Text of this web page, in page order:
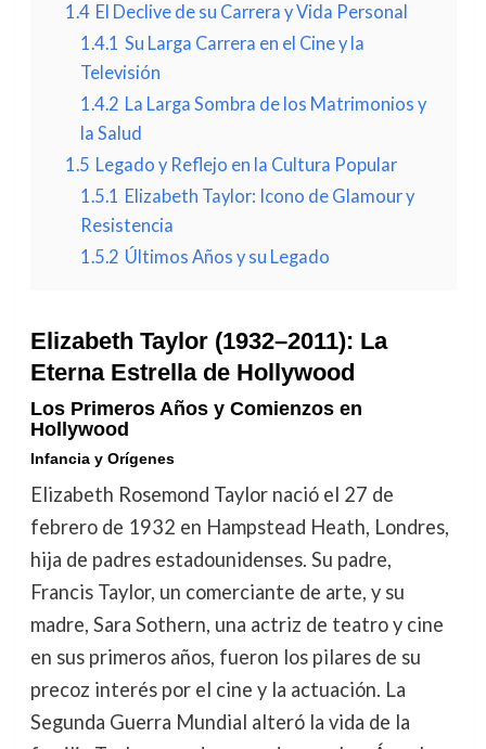
1.4 El Declive de su Carrera y Vida Personal
1.4.1 Su Larga Carrera en el Cine y la
Televisión
1.4.2 La Larga Sombra de los Matrimonios y
la Salud
1.5 Legado y Reflejo en la Cultura Popular
1.5.1 Elizabeth Taylor: Icono de Glamour y
Resistencia
1.5.2 Últimos Años y su Legado
Elizabeth Taylor (1932–2011): La
Eterna Estrella de Hollywood
Los Primeros Años y Comienzos en
Hollywood
Infancia y Orígenes
Elizabeth Rosemond Taylor nació el 27 de
febrero de 1932 en Hampstead Heath, Londres,
hija de padres estadounidenses. Su padre,
Francis Taylor, un comerciante de arte, y su
madre, Sara Sothern, una actriz de teatro y cine
en sus primeros años, fueron los pilares de su
precoz interés por el cine y la actuación. La
Segunda Guerra Mundial alteró la vida de la